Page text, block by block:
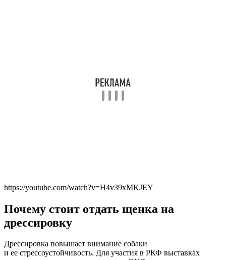
https://youtube.com/watch?v=H4v39xMKJEY
Почему стоит отдать щенка на
дрессировку
Дрессировка повышает внимание собаки
и ее стрессоустойчивость. Для участия в РКФ выставках